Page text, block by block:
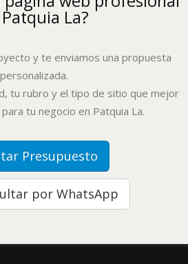
La?
y te enviamos una propuesta
personalizada.
tu rubro y el tipo de sitio que mejor
tu negocio en Patquia La.
Presupuesto
por WhatsApp